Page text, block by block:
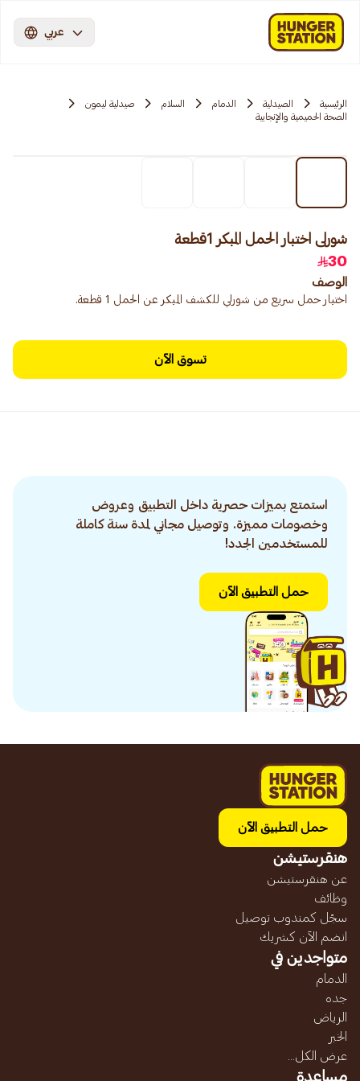
عربي
الرئيسية الصيدلية الدمام السلام
صيدلية ليمون
الصحة الحميمية والإنجابية
شورلى اختبار الحمل المبكر 1قطعة
30
الوصف
اختبار حمل سريع من شورلي للكشف المبكر عن الحمل 1 قطعة.
تسوق الآن
استمتع بميزات حصرية داخل التطبيق وعروض
وخصومات مميزة. وتوصيل مجاني لمدة سنة كاملة
للمستخدمين الجدد!
حمل التطبيق الآن
حمل التطبيق الآن
هنقرستيشن
عن هنقرستيشن
وظائف
سجّل كمندوب توصيل
انضم الآن كشريك
متواجدين في
الدمام
جده
الرياض
الخبر
عرض الكل...
مساعدة